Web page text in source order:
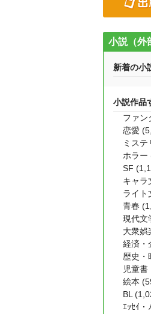
小説（外
新着の小
小説作品
ファン
恋愛
ミス
ホラー
SF
キャラ
ライト
青春
現代文
大衆娯
経済・
歴史・
児童書
絵本
BL
ｴｯｾｲ・